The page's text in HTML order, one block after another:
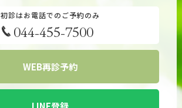
初診はお電話でのご予約のみ
044-455-7500
WEB再診予約